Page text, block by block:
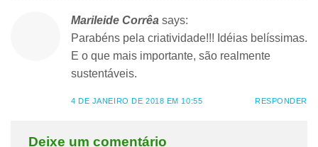
Marileide Corrêa says:
Parabéns pela criatividade!!! Idéias belíssimas.
E o que mais importante, são realmente
sustentáveis.
4 DE JANEIRO DE 2018 EM 10:55 RESPONDER
Deixe um comentário